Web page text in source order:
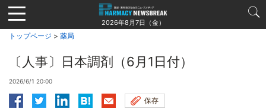
Jump
to
navigation
2026年8月7日（金）
トップページ > 薬局
〔人事〕日本調剤（6月1日付）
2026/6/1 20:00
保存